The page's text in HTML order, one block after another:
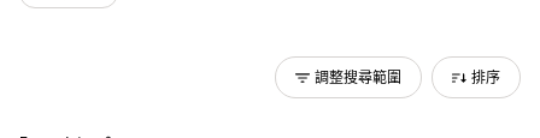
調整搜尋範圍 排序